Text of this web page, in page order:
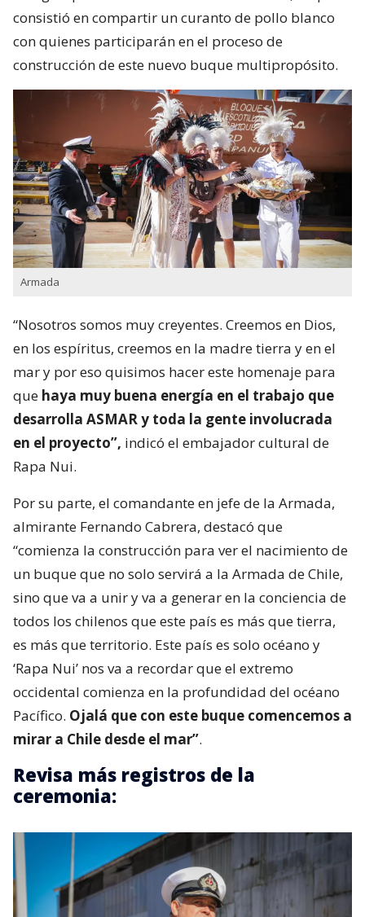
consistió en compartir un curanto de pollo blanco
con quienes participarán en el proceso de
construcción de este nuevo buque multipropósito.
Armada
“Nosotros somos muy creyentes. Creemos en Dios,
en los espíritus, creemos en la madre tierra y en el
mar y por eso quisimos hacer este homenaje para
que haya muy buena energía en el trabajo que
desarrolla ASMAR y toda la gente involucrada
en el proyecto”, indicó el embajador cultural de
Rapa Nui.
Por su parte, el comandante en jefe de la Armada,
almirante Fernando Cabrera, destacó que
“comienza la construcción para ver el nacimiento de
un buque que no solo servirá a la Armada de Chile,
sino que va a unir y va a generar en la conciencia de
todos los chilenos que este país es más que tierra,
es más que territorio. Este país es solo océano y
‘Rapa Nui’ nos va a recordar que el extremo
occidental comienza en la profundidad del océano
Pacífico. Ojalá que con este buque comencemos a
mirar a Chile desde el mar”.
Revisa más registros de la
ceremonia: